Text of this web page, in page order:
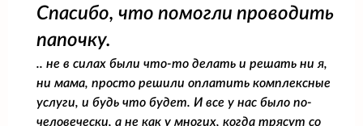
Спасибо, что помогли проводить
папочку.
.. не в силах были что-то делать и решать ни я,
ни мама, просто решили оплатить комплексные
услуги, и будь что будет. И все у нас было по-
человечески, а не как у многих, когда трясут со